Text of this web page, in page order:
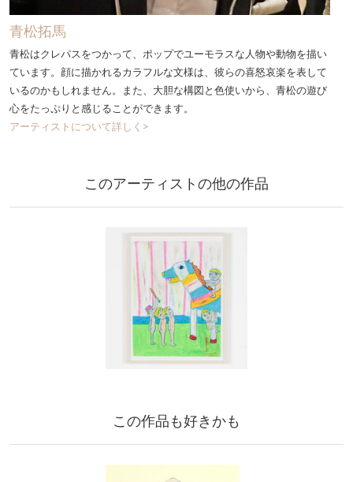
青松拓馬
青松はクレパスをつかって、ポップでユーモラスな人物や動物を描い
ています。顔に描かれるカラフルな文様は、彼らの喜怒哀楽を表して
いるのかもしれません。また、大胆な構図と色使いから、青松の遊び
心をたっぷりと感じることができます。
アーティストについて詳しく>
このアーティストの他の作品
この作品も好きかも